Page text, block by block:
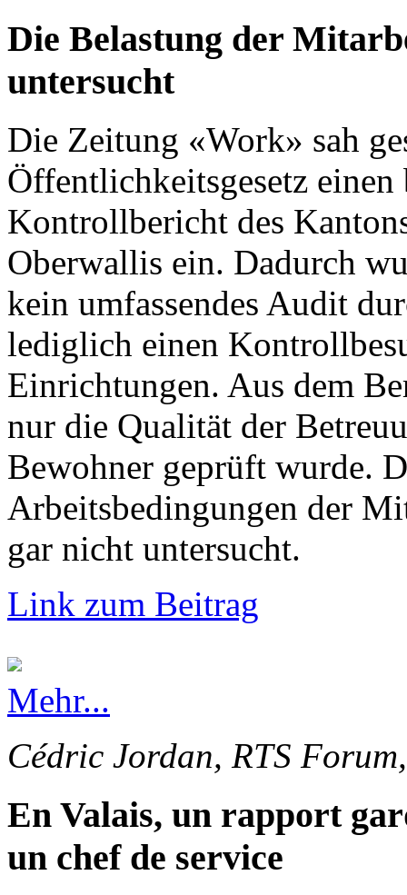
Die Belastung der
untersucht
Die Zeitung «Work» sah
Öffentlichkeitsgesetz
Kontrollbericht des
Oberwallis ein. Dadurch
kein umfassendes Audit
lediglich einen
Einrichtungen. Aus dem
nur die Qualität der
Bewohner geprüft wurde.
Arbeitsbedingungen der
gar nicht untersucht.
Link zum Beitrag
Mehr...
Cédric Jordan, RTS
En Valais, un rapport
un chef de service